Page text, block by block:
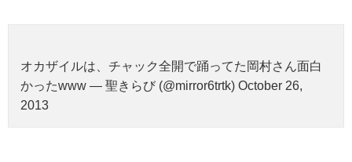
オカザイルは、チャック全開で踊ってた岡村さん面白
かったwww — 聖きらび (@mirror6trtk) October 26,
2013